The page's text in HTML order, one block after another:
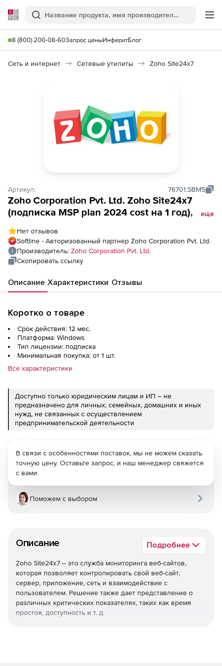
Softline
Поиск
8 (800) 200-08-60Запрос ценыИнферитБлог
Сеть и интернет Сетевые утилиты Zoho Site24x7
Артикул: 76701.SBM5
Zoho Corporation Pvt. Ltd. Zoho Site24x7
(подписка MSP plan 2024 cost на 1 год), forеще
Нет отзывов
Softline - Авторизованный партнер Zoho Corporation Pvt. Ltd.
Производитель: Zoho Corporation Pvt. Ltd.
Скопировать ссылку
Описание Характеристики Отзывы
Коротко о товаре
Срок действия: 12 мес.
Платформа: Windows
Тип лицензии: подписка
Минимальная покупка: от 1 шт.
Все характеристики
Доступно только юридическим лицам и ИП – не
предназначено для личных, семейных, домашних и иных
нужд, не связанных с осуществлением
предпринимательской деятельности
Описание Подробнее
Zoho Site24x7 – это служба мониторинга веб-сайтов,
которая позволяет контролировать свой веб-сайт,
сервер, приложение, сеть и взаимодействие с
пользователем. Решение также дает представление о
различных критических показателях, таких как время
простоя, доступность и т. д.
В связи с особенностями поставок, мы не можем сказать
точную цену. Оставьте запрос, и наш менеджер свяжется
с вами
Поможем с выбором